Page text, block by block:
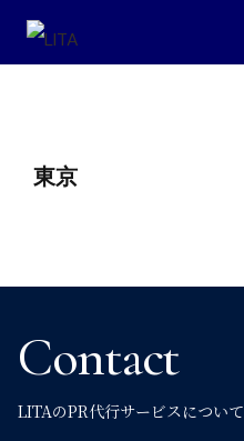
投
ナ
ビ
ゲ
東京
Contact
LITAのPR代行サービスについて